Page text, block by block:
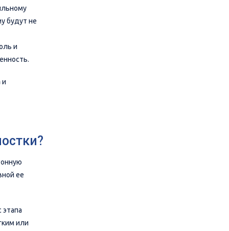
будут не
и
и
ее
этапа
или